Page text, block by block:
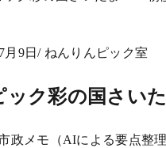
月9日/ ねんりんピック室
ク彩の国さい
政メモ（AIによる要点整理